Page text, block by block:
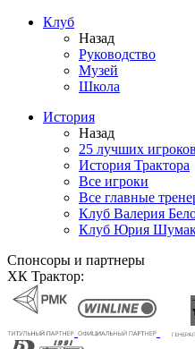
Клуб
Назад
Руководство
Музей
Школа
История
Назад
25 лучших
История Трактора
Все игроки
Все главные
Клуб Валерия
Клуб Юрия
Спонсоры и партнеры
ХК Трактор: